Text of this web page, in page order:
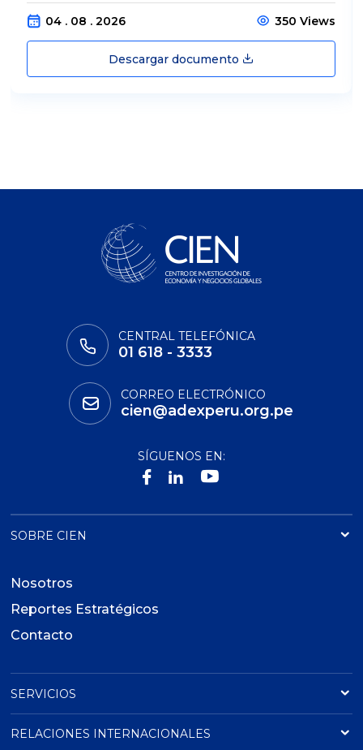
04 . 08 . 2026 350 Views
Descargar documento
CENTRAL TELEFÓNICA
01 618 - 3333
CORREO ELECTRÓNICO
cien@adexperu.org.pe
SÍGUENOS EN:
SOBRE CIEN
Nosotros
Reportes Estratégicos
Contacto
SERVICIOS
RELACIONES INTERNACIONALES